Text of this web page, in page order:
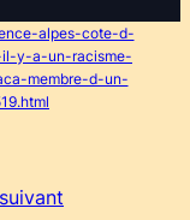
alpes-cote-d-
il-y-a-un-racisme-
membre-d-un-